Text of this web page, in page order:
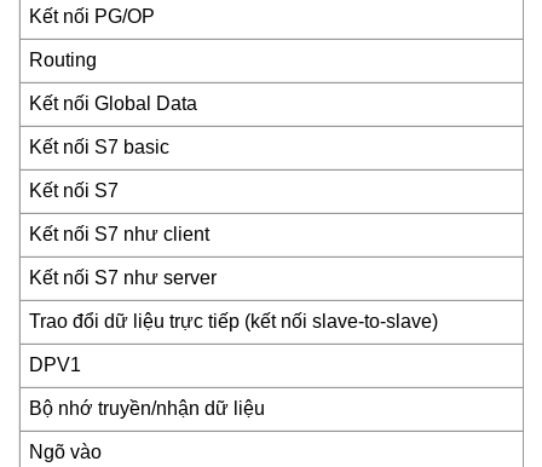
Kết nối PG/OP
Routing
Kết nối Global Data
Kết nối S7 basic
Kết nối S7
Kết nối S7 như client
Kết nối S7 như server
Trao đổi dữ liệu trực tiếp (kết nối slave-to-slave)
DPV1
Bộ nhớ truyền/nhận dữ liệu
Ngõ vào